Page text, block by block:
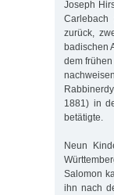
Joseph
Carlebach
zurück,
badischen
dem
1881) in
betätigte.
Neun
Salomon
ihn nach